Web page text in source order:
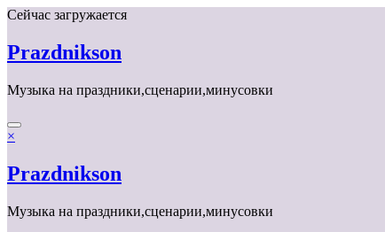
Перейти
содержимому
Сейчас загружается
Prazdnikson
Музыка на праздники,сценарии,минусовки
×
Prazdnikson
Музыка на праздники,сценарии,минусовки